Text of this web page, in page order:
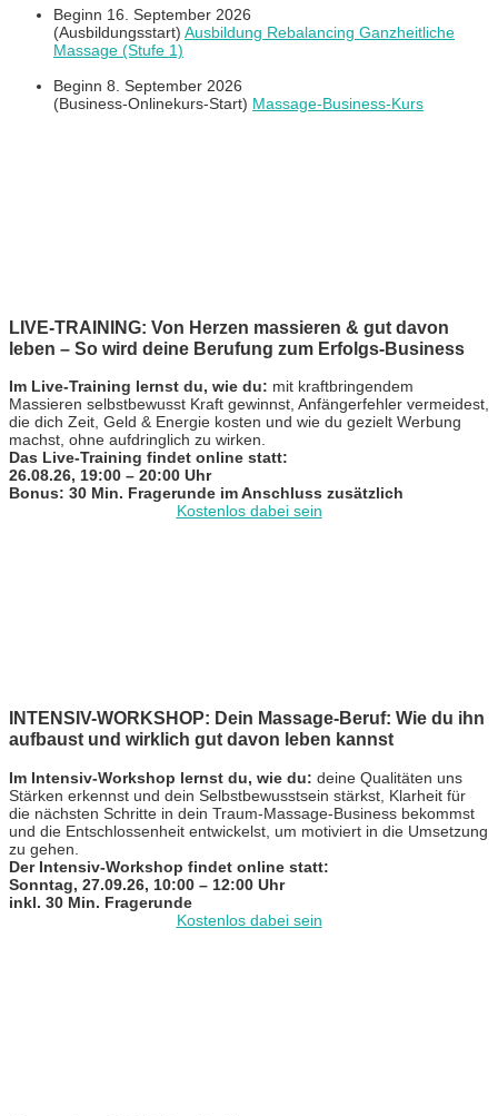
Beginn 16. September 2026
(Ausbildungsstart) Ausbildung Rebalancing Ganzheitliche
Massage (Stufe 1)
Beginn 8. September 2026
(Business-Onlinekurs-Start) Massage-Business-Kurs
LIVE-TRAINING: Von Herzen massieren & gut davon
leben – So wird deine Berufung zum Erfolgs-Business
Im Live-Training lernst du, wie du: mit kraftbringendem
Massieren selbstbewusst Kraft gewinnst, Anfängerfehler vermeidest,
die dich Zeit, Geld & Energie kosten und wie du gezielt Werbung
machst, ohne aufdringlich zu wirken.
Das Live-Training findet online statt:
26.08.26, 19:00 – 20:00 Uhr
Bonus: 30 Min. Fragerunde im Anschluss zusätzlich
Kostenlos dabei sein
INTENSIV-WORKSHOP: Dein Massage-Beruf: Wie du ihn
aufbaust und wirklich gut davon leben kannst
Im Intensiv-Workshop lernst du, wie du: deine Qualitäten uns
Stärken erkennst und dein Selbstbewusstsein stärkst, Klarheit für
die nächsten Schritte in dein Traum-Massage-Business bekommst
und die Entschlossenheit entwickelst, um motiviert in die Umsetzung
zu gehen.
Der Intensiv-Workshop findet online statt:
Sonntag, 27.09.26, 10:00 – 12:00 Uhr
inkl. 30 Min. Fragerunde
Kostenlos dabei sein